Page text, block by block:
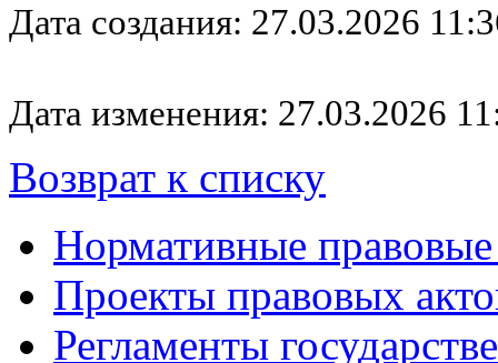
Дата создания: 27.03.2026
Дата изменения: 27.03.2026
Возврат к списку
Нормативные
Проекты правовых
Регламенты